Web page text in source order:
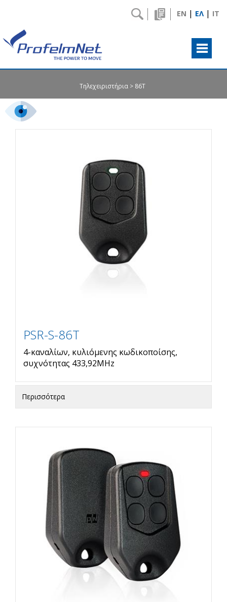
Τηλεχειριστήρια 86T
PSR-S-86T
4-καναλίων, κυλιόμενης κωδικοποίσης,
συχνότητας 433,92MHz
Περισσότερα
EN | ΕΛ | IT